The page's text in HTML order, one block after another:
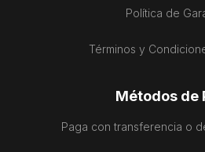
Política de
Términos y
Métodos de
Paga con transferencia o